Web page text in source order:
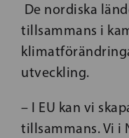
De nordiska
tillsammans i
utveckling.
– I EU kan vi
tillsammans. Vi i